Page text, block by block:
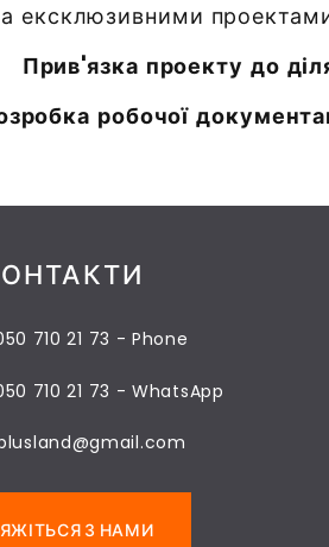
ексклюзивними
Прив'язка проекту до
робочої
710 21 73 - Phone
710 21 73 - WhatsApp
З НАМИ